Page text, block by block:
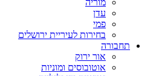
מוריה
עדן
פמי
בחירות לעיריית ירושלים
תחבורה
אור ירוק
אוטובוסים ומוניות